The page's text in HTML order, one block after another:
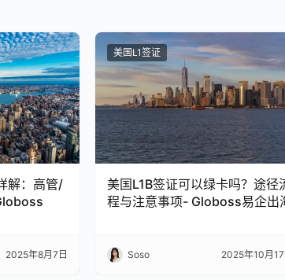
解：高管/
2025年8月7日
美国L1签证
美国L1B签证可以绿卡吗？途径
程与注意事项- Globoss易企出
Soso 2025年10月